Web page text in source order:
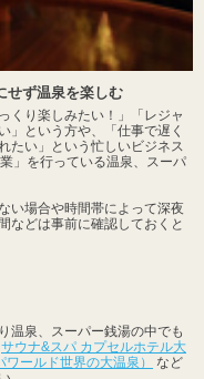
せず温泉を楽しむ
くり楽しみたい！」「レジャ
」という方や、「仕事で遅く
たい」という忙しいビジネス
」を行っている温泉、スーパ
い場合や時間帯によって深夜
などは事前に確認しておくと
温泉、スーパー銭湯の中でも
サウナ&スパ カプセルホテル大
ールド世界の大温泉）
など